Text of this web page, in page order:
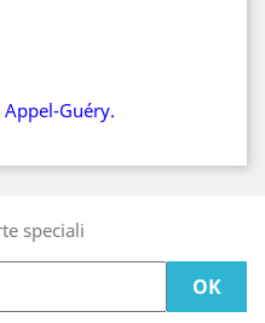
Appel-Guéry.
speciali